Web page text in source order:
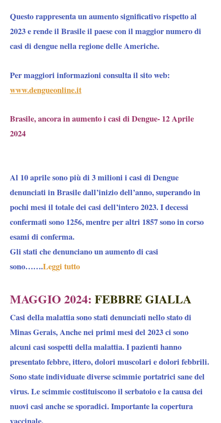
Questo rappresenta un aumento significativo rispetto al
2023 e rende il Brasile il paese con il maggior numero di
casi di dengue nella regione delle Americhe.
Per maggiori informazioni consulta il sito web:
www.dengueonline.it
Brasile, ancora in aumento i casi di Dengue- 12 Aprile
2024
Al 10 aprile sono più di 3 milioni i casi di Dengue
denunciati in Brasile dall’inizio dell’anno, superando in
pochi mesi il totale dei casi dell’intero 2023. I decessi
confermati sono 1256, mentre per altri 1857 sono in corso
esami di conferma.
Gli stati che denunciano un aumento di casi
sono…….Leggi tutto
MAGGIO 2024: FEBBRE GIALLA
Casi della malattia sono stati denunciati nello stato di
Minas Gerais, Anche nei primi mesi del 2023 ci sono
alcuni casi sospetti della malattia. I pazienti hanno
presentato febbre, ittero, dolori muscolari e dolori febbrili.
Sono state individuate diverse scimmie portatrici sane del
virus. Le scimmie costituiscono il serbatoio e la causa dei
nuovi casi anche se sporadici. Importante la copertura